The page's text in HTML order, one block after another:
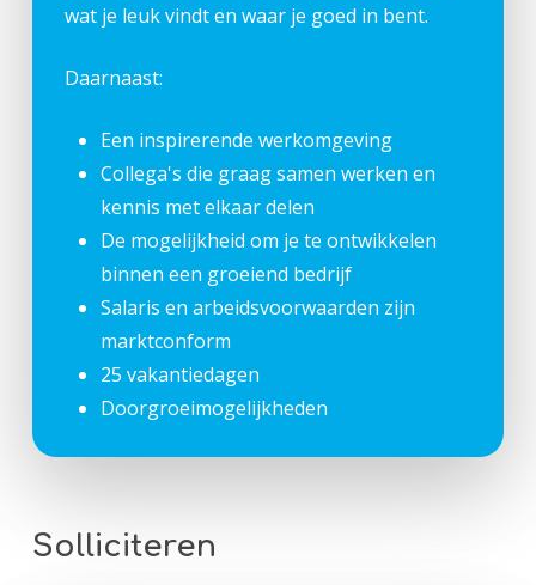
wat je leuk vindt en waar je goed in bent.
Daarnaast:
Een inspirerende werkomgeving
Collega's die graag samen werken en
kennis met elkaar delen
De mogelijkheid om je te ontwikkelen
binnen een groeiend bedrijf
Salaris en arbeidsvoorwaarden zijn
marktconform
25 vakantiedagen
Doorgroeimogelijkheden
Solliciteren